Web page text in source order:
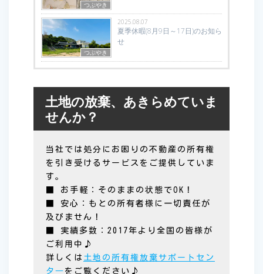
つぶやき
つぶやき
2025.08.07
夏季休暇(8月9日～17日)のお知ら
せ
土地の放棄、あきらめていま
せんか？
当社では処分にお困りの不動産の所有権
を引き受けるサービスをご提供していま
す。
■ お手軽：そのままの状態でOK！
■ 安心：もとの所有者様に一切責任が
及びません！
■ 実績多数：2017年より全国の皆様が
ご利用中♪
詳しくは 土地の所有権放棄サポートセン
タ― をご覧ください♪